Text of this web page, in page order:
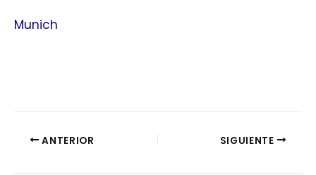
Munich
ANTERIOR SIGUIENTE